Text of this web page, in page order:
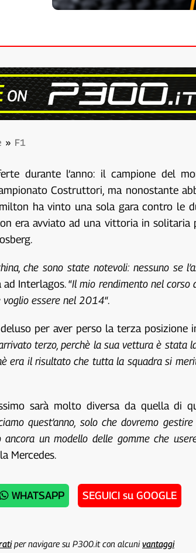
» F1
durante l’anno: il campione del
Costruttori, ma nonostante
ha vinto una sola gara contro le
era avviato ad una vittoria in solitaria
che sono state notevoli: nessuno se
Interlagos. “Il mio rendimento nel corso
voglio essere nel 2014“.
per aver perso la terza posizione
terzo, perchè la sua vettura è stata
era il risultato che tutta la squadra si
sarà molto diversa da quella di
quest’anno, solo che dovremo
un modello delle gomme che
Mercedes.
WHATSAPP SEGUICI su GOOGLE
per navigare su P300.it con alcunivantaggi